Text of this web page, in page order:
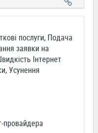
послуги, Подача
заявки на
Інтернет
Усунення
провайдера